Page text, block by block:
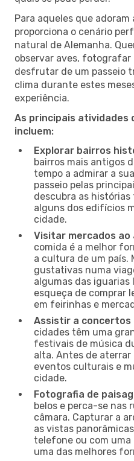
Para aqueles que
proporciona o cenário
natural de Alemanha.
observar aves, fotografar
desfrutar de um passeio
clima durante estes
experiência.
As principais atividades
incluem:
Explorar bairros
bairros mais antigos
tempo a admirar a
passeio pelas
descubra as
alguns dos edifícios
cidade.
Visitar mercados ao
comida é a melhor
a cultura de um país.
gustativas numa
algumas das iguarias
esqueça de comprar
em feirinhas e
Assistir a
cidades têm uma
festivais de música
alta. Antes de aterrar
eventos culturais e
cidade.
Fotografia de
belos e perca-se nas
câmara. Capturar a
as vistas
telefone ou com
uma das melhores